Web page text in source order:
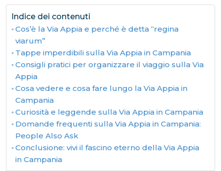
Indice dei contenuti
Cos’è la Via Appia e perché è detta “regina
viarum”
Tappe imperdibili sulla Via Appia in Campania
Consigli pratici per organizzare il viaggio sulla Via
Appia
Cosa vedere e cosa fare lungo la Via Appia in
Campania
Curiosità e leggende sulla Via Appia in Campania
Domande frequenti sulla Via Appia in Campania:
People Also Ask
Conclusione: vivi il fascino eterno della Via Appia
in Campania